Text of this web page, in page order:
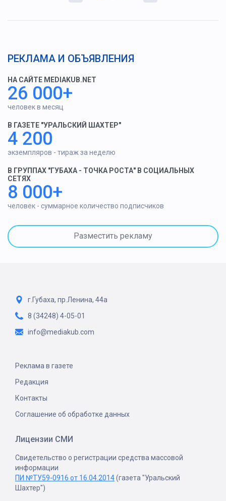
РЕКЛАМА И ОБЪЯВЛЕНИЯ
НА САЙТЕ MEDIAKUB.NET
26 000+
человек в месяц
В ГАЗЕТЕ "УРАЛЬСКИЙ ШАХТЕР"
4 200
экземпляров - тираж за неделю
В ГРУППАХ "ГУБАХА - ТОЧКА РОСТА" В СОЦИАЛЬНЫХ
СЕТЯХ
8 000+
человек - суммарное количество подписчиков
Разместить рекламу
г.Губаха, пр.Ленина, 44а
8 (34248) 4-05-01
info@mediakub.com
Реклама в газете
Редакция
Контакты
Соглашение об обработке данных
Лицензии СМИ
Свидетельство о регистрации средства массовой
информации
ПИ №ТУ59-0916 от 16.04.2014(газета "Уральский
Шахтер")